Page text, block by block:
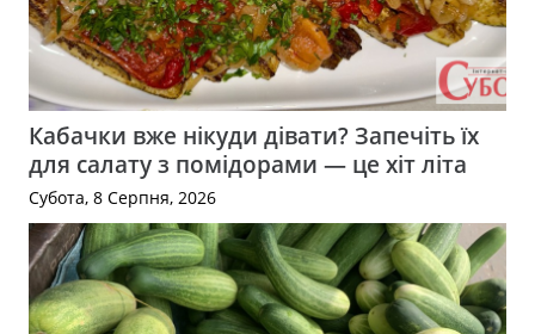
Кабачки вже нікуди дівати? Запечіть їх
для салату з помідорами — це хіт літа
Субота, 8 Серпня, 2026